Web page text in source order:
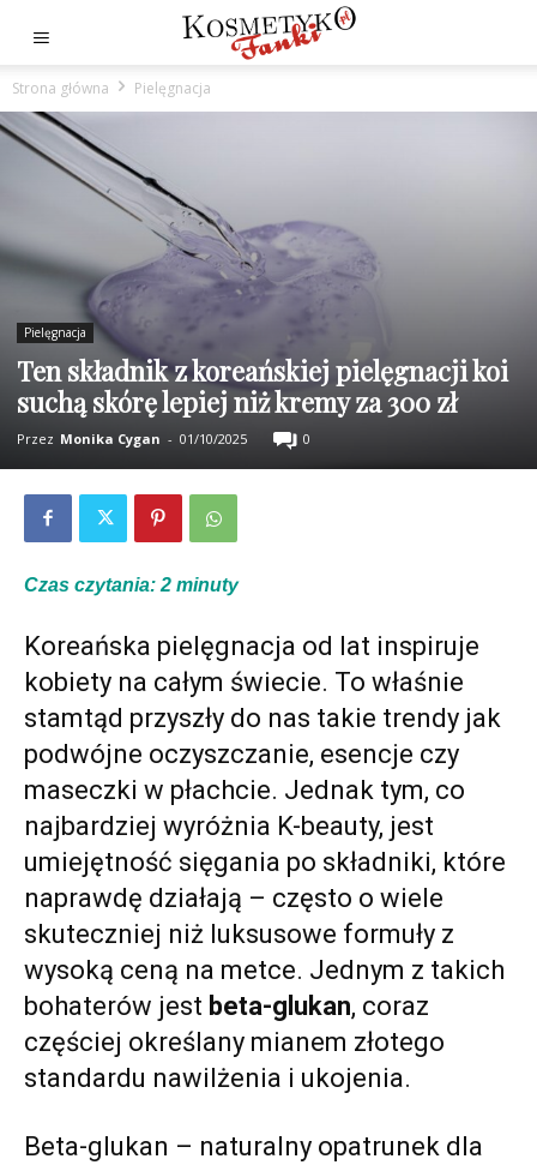
Strona główna Pielęgnacja
Pielęgnacja
Ten składnik z koreańskiej pielęgnacji koi
suchą skórę lepiej niż kremy za 300 zł
Przez Monika Cygan - 01/10/2025 0
Czas czytania: 2 minuty
Koreańska pielęgnacja od lat inspiruje
kobiety na całym świecie. To właśnie
stamtąd przyszły do nas takie trendy jak
podwójne oczyszczanie, esencje czy
maseczki w płachcie. Jednak tym, co
najbardziej wyróżnia K-beauty, jest
umiejętność sięgania po składniki, które
naprawdę działają – często o wiele
skuteczniej niż luksusowe formuły z
wysoką ceną na metce. Jednym z takich
bohaterów jest beta-glukan, coraz
częściej określany mianem złotego
standardu nawilżenia i ukojenia.
Beta-glukan – naturalny opatrunek dla